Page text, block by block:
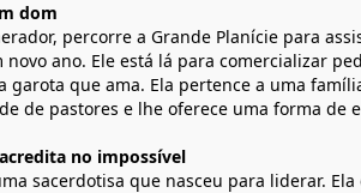
dom
percorre a Grande Planície para
ano. Ele está lá para comercializar
garota que ama. Ela pertence a uma
de pastores e lhe oferece uma forma de
no impossível
sacerdotisa que nasceu para liderar.